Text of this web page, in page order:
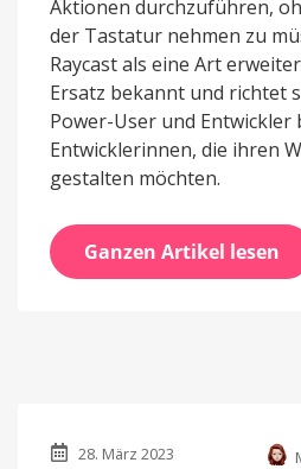
Aktionen durchzuführen,
der Tastatur nehmen zu
Raycast als eine Art
Ersatz bekannt und richtet
Power-User und Entwickler
Entwicklerinnen, die ihren
gestalten möchten.
Ganzen Artikel lesen
28. März 2023